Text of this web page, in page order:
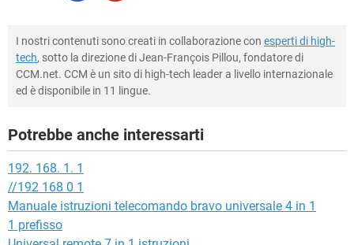
I nostri contenuti sono creati in collaborazione con esperti di high-
tech, sotto la direzione di Jean-François Pillou, fondatore di
CCM.net. CCM è un sito di high-tech leader a livello internazionale
ed è disponibile in 11 lingue.
Potrebbe anche interessarti
192. 168. 1. 1
//192 168 0 1
Manuale istruzioni telecomando bravo universale 4 in 1
1 prefisso